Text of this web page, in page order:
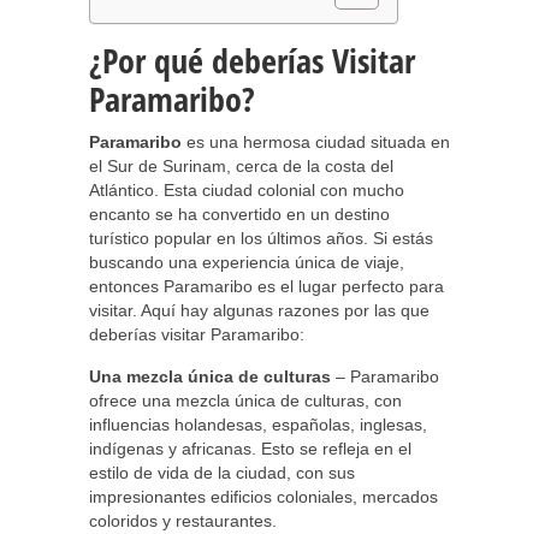
¿Por qué deberías Visitar
Paramaribo?
Paramaribo es una hermosa ciudad situada en
el Sur de Surinam, cerca de la costa del
Atlántico. Esta ciudad colonial con mucho
encanto se ha convertido en un destino
turístico popular en los últimos años. Si estás
buscando una experiencia única de viaje,
entonces Paramaribo es el lugar perfecto para
visitar. Aquí hay algunas razones por las que
deberías visitar Paramaribo:
Una mezcla única de culturas – Paramaribo
ofrece una mezcla única de culturas, con
influencias holandesas, españolas, inglesas,
indígenas y africanas. Esto se refleja en el
estilo de vida de la ciudad, con sus
impresionantes edificios coloniales, mercados
coloridos y restaurantes.